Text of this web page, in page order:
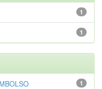
1
1
1